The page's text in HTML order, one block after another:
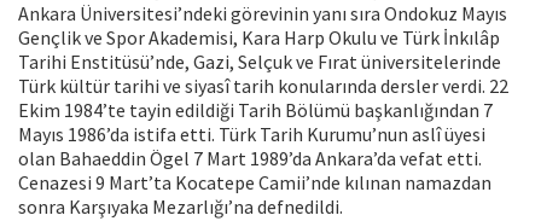
Ankara Üniversitesi’ndeki görevinin yanı sıra Ondokuz Mayıs
Gençlik ve Spor Akademisi, Kara Harp Okulu ve Türk İnkılâp
Tarihi Enstitüsü’nde, Gazi, Selçuk ve Fırat üniversitelerinde
Türk kültür tarihi ve siyasî tarih konularında dersler verdi. 22
Ekim 1984’te tayin edildiği Tarih Bölümü başkanlığından 7
Mayıs 1986’da istifa etti. Türk Tarih Kurumu’nun aslî üyesi
olan Bahaeddin Ögel 7 Mart 1989’da Ankara’da vefat etti.
Cenazesi 9 Mart’ta Kocatepe Camii’nde kılınan namazdan
sonra Karşıyaka Mezarlığı’na defnedildi.